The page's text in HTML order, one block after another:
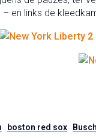
en links de
boston red sox